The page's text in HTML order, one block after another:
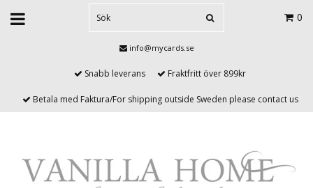
0
info@mycards.se
Snabb leverans Fraktfritt över 899kr
Betala med Faktura/For shipping outside Sweden please contact us